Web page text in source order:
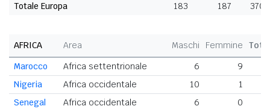
Totale Europa
183 187 370
AFRICA Area Maschi Femmine
Marocco
Africa settentrionale 6 9
Nigeria
Africa occidentale 10 1
Senegal
Africa occidentale 6
0